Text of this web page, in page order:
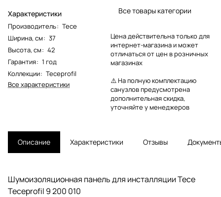
Характеристики
Производитель: Tece
Ширина, см: 37
Высота, см: 42
Гарантия: 1 год
Коллекции: Teceprofil
Все характеристики
Все товары категории
Цена действительна только для
интернет-магазина и может
отличаться от цен в розничных
магазинах
⚠️ На полную комплектацию
санузлов предусмотрена
дополнительная скидка,
уточняйте у менеджеров
Описание Характеристики Отзывы
Шумоизоляционная панель для инсталляции Tece
Teceprofil 9 200 010